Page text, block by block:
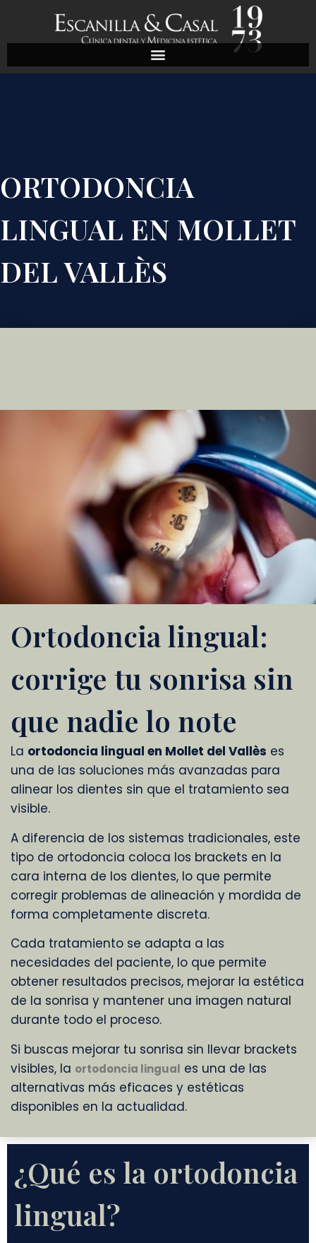
ORTODONCIA
LINGUAL EN MOLLET
DEL VALLÈS
Ortodoncia lingual:
corrige tu sonrisa sin
que nadie lo note
La ortodoncia lingual en Mollet del Vallès es
una de las soluciones más avanzadas para
alinear los dientes sin que el tratamiento sea
visible.
A diferencia de los sistemas tradicionales, este
tipo de ortodoncia coloca los brackets en la
cara interna de los dientes, lo que permite
corregir problemas de alineación y mordida de
forma completamente discreta.
Cada tratamiento se adapta a las
necesidades del paciente, lo que permite
obtener resultados precisos, mejorar la estética
de la sonrisa y mantener una imagen natural
durante todo el proceso.
Si buscas mejorar tu sonrisa sin llevar brackets
visibles, la ortodoncia lingual es una de las
alternativas más eficaces y estéticas
disponibles en la actualidad.
¿Qué es la ortodoncia
lingual?